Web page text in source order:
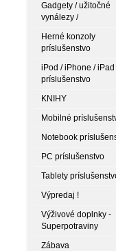
Gadgety / užitočné
vynálezy /
Herné konzoly
príslušenstvo
iPod / iPhone / iPad
príslušenstvo
KNIHY
Mobilné
Notebook
PC príslušenstvo
Tablety
Výpredaj !
Výživové doplnky -
Superpotraviny
Zábava